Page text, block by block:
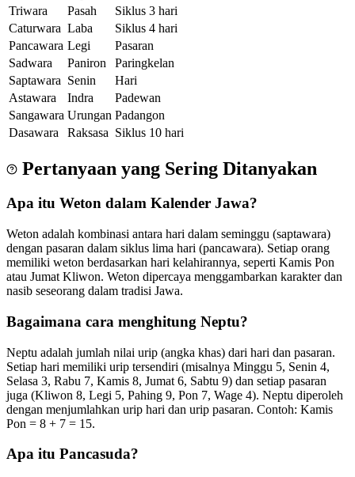
Triwara
Pasah
Siklus 3 hari
Caturwara Laba
Siklus 4 hari
Pancawara Legi
Pasaran
Sadwara
Paniron
Paringkelan
Saptawara Senin
Hari
Astawara
Indra
Padewan
Sangawara Urungan Padangon
Dasawara
Raksasa Siklus 10 hari
Pertanyaan yang Sering Ditanyakan
Apa itu Weton dalam Kalender Jawa?
Weton adalah kombinasi antara hari dalam seminggu (saptawara)
dengan pasaran dalam siklus lima hari (pancawara). Setiap orang
memiliki weton berdasarkan hari kelahirannya, seperti Kamis Pon
atau Jumat Kliwon. Weton dipercaya menggambarkan karakter dan
nasib seseorang dalam tradisi Jawa.
Bagaimana cara menghitung Neptu?
Neptu adalah jumlah nilai urip (angka khas) dari hari dan pasaran.
Setiap hari memiliki urip tersendiri (misalnya Minggu 5, Senin 4,
Selasa 3, Rabu 7, Kamis 8, Jumat 6, Sabtu 9) dan setiap pasaran
juga (Kliwon 8, Legi 5, Pahing 9, Pon 7, Wage 4). Neptu diperoleh
dengan menjumlahkan urip hari dan urip pasaran. Contoh: Kamis
Pon = 8 + 7 = 15.
Apa itu Pancasuda?